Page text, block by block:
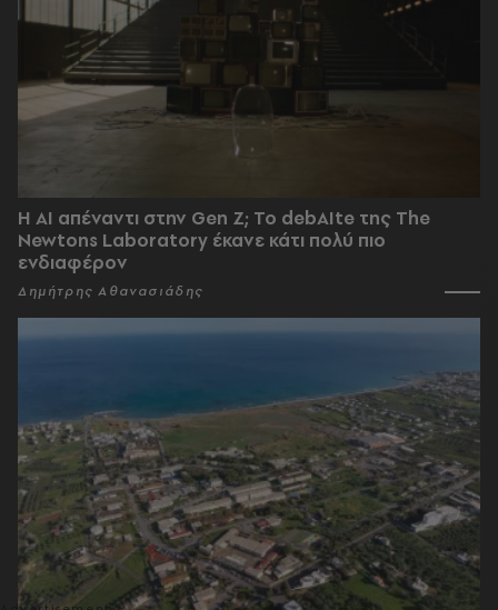
Η AI απέναντι στην Gen Z; Το debAIte της The
Newtons Laboratory έκανε κάτι πολύ πιο
ενδιαφέρον
Δημήτρης Αθανασιάδης